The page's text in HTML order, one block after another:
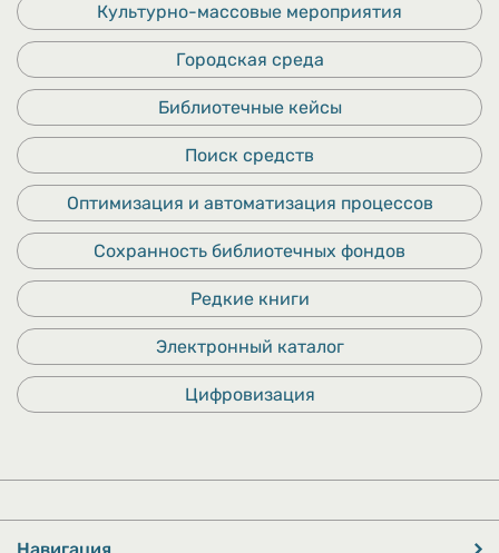
Культурно-массовые мероприятия
Городская среда
Библиотечные кейсы
Поиск средств
Оптимизация и автоматизация процессов
Сохранность библиотечных фондов
Редкие книги
Электронный каталог
Цифровизация
Навигация